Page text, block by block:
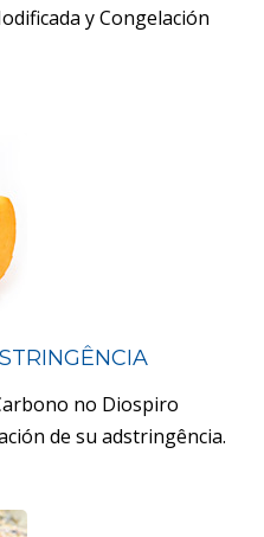
y Congelación
no Diospiro
de su adstringência.